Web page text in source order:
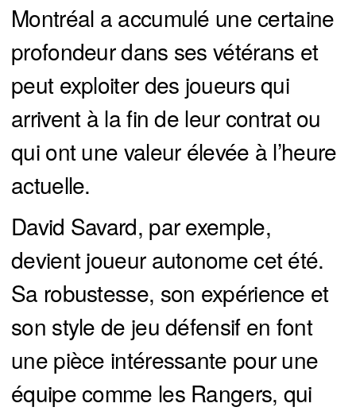
Montréal a accumulé une certaine
profondeur dans ses vétérans et
peut exploiter des joueurs qui
arrivent à la fin de leur contrat ou
qui ont une valeur élevée à l’heure
actuelle.
David Savard, par exemple,
devient joueur autonome cet été.
Sa robustesse, son expérience et
son style de jeu défensif en font
une pièce intéressante pour une
équipe comme les Rangers, qui